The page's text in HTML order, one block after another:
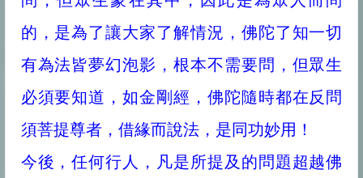
的，是為了讓大家了解情況，佛陀了知一切
有為法皆夢幻泡影，根本不需要問，但眾生
必須要知道，如金剛經，佛陀隨時都在反問
須菩提尊者，借緣而說法，是同功妙用！
今後，任何行人，凡是所提及的問題超越佛